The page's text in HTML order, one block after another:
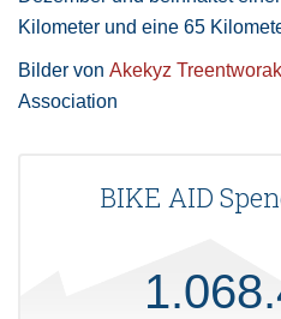
Kilometer und eine 65
Bilder von Akekyz Treentworak
Association
BIKE AID